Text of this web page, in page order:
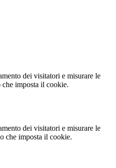
dei visitatori e misurare le
imposta il cookie.
dei visitatori e misurare le
che imposta il cookie.